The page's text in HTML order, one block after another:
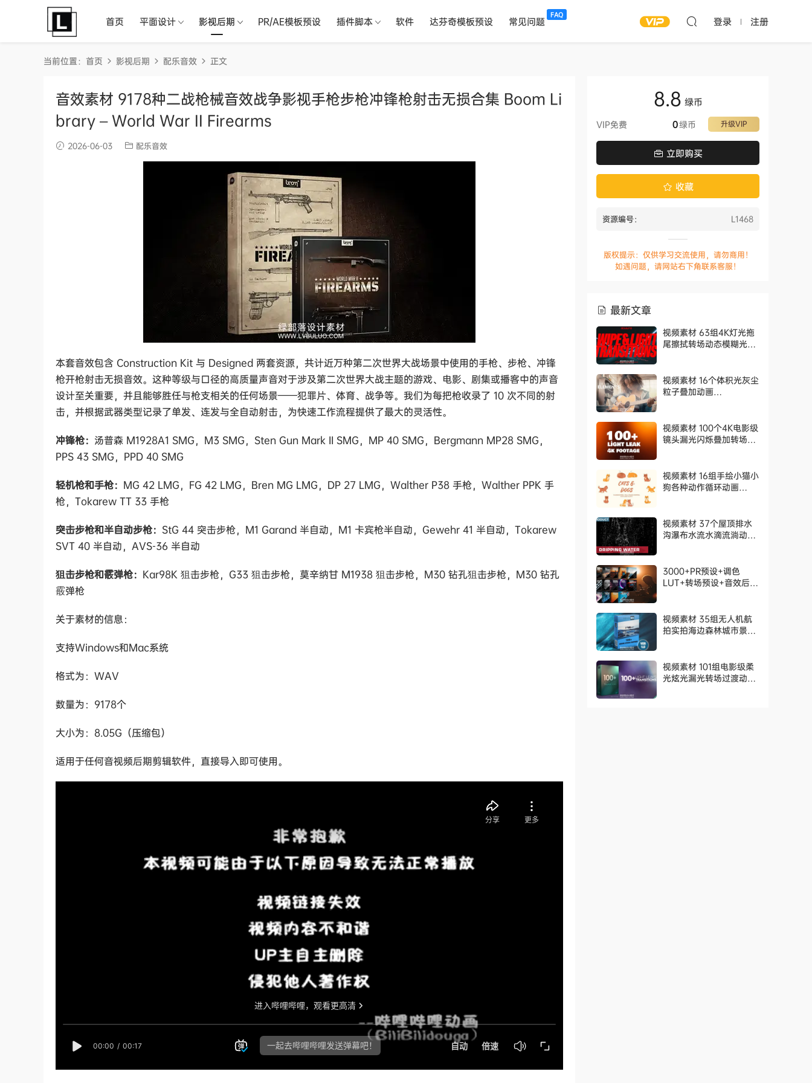
首页 平面设计 影视后期 PR/AE模板预设 插件脚本 软件 达芬奇模板预设 常见问题
FAQ
登录 注册
当前位置： 首页 影视后期 配乐音效 正文
音效素材 9178种二战枪械音效战争影视手枪步枪冲锋枪射击无损合集 Boom Li
brary – World War II Firearms
2026-06-03 配乐音效
本套音效包含 Construction Kit 与 Designed 两套资源，共计近万种第二次世界大战场景中使用的手枪、步枪、冲锋
枪开枪射击无损音效。这种等级与口径的高质量声音对于涉及第二次世界大战主题的游戏、电影、剧集或播客中的声音
设计至关重要，并且能够胜任与枪支相关的任何场景——犯罪片、体育、战争等。我们为每把枪收录了 10 次不同的射
击，并根据武器类型记录了单发、连发与全自动射击，为快速工作流程提供了最大的灵活性。
冲锋枪： 汤普森 M1928A1 SMG，M3 SMG，Sten Gun Mark II SMG，MP 40 SMG，Bergmann MP28 SMG，
PPS 43 SMG，PPD 40 SMG
轻机枪和手枪： MG 42 LMG，FG 42 LMG，Bren MG LMG，DP 27 LMG，Walther P38 手枪，Walther PPK 手
枪，Tokarew TT 33 手枪
突击步枪和半自动步枪： StG 44 突击步枪，M1 Garand 半自动，M1 卡宾枪半自动，Gewehr 41 半自动，Tokarew
SVT 40 半自动，AVS-36 半自动
狙击步枪和霰弹枪： Kar98K 狙击步枪，G33 狙击步枪，莫辛纳甘 M1938 狙击步枪，M30 钻孔狙击步枪，M30 钻孔
霰弹枪
关于素材的信息：
支持Windows和Mac系统
格式为：WAV
数量为：9178个
大小为：8.05G（压缩包）
适用于任何音视频后期剪辑软件，直接导入即可使用。
8.8 绿币
VIP免费 升级VIP
0绿币
立即购买
收藏
资源编号： L1468
版权提示：仅供学习交流使用，请勿商用！
如遇问题，请网站右下角联系客服！
最新文章
视频素材 63组4K灯光拖
尾擦拭转场动态模糊光效
视频素材 16个体积光灰尘
粒子叠加动画
Dust Overlays
视频素材 100个4K电影级
镜头漏光闪烁叠加转场动
视频素材 16组手绘小猫小
狗各种动作循环动画
视频素材 37个屋顶排水
沟瀑布水流水滴流淌动画
3000+PR预设+调色
LUT+转场预设+音效后期
in 1-3000+
视频素材 35组无人机航
拍实拍海边森林城市景观
视频素材 101组电影级柔
光炫光漏光转场过渡动画